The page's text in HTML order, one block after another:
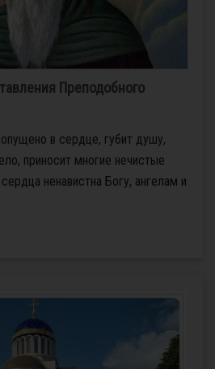
Преподобного
в сердце, губит душу,
приносит многие нечистые
ненавистна Богу, ангелам и